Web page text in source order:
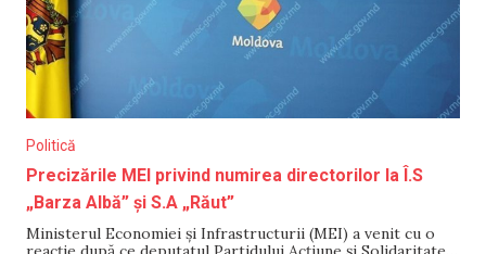
Politică
Precizările MEI privind numirea directorilor la Î.S
„Barza Albă” și S.A „Răut”
Ministerul Economiei și Infrastructurii (MEI) a venit cu o